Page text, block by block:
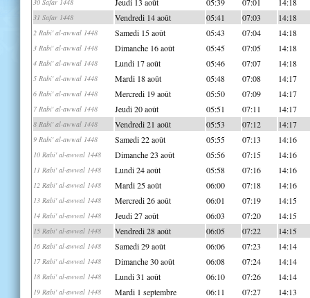
30 Safar 1448
31 Safar 1448 Vendredi 14 août 05:41 07:03 14:18
2 Rabi' al-awwal 1448 Samedi 15 août 05:43 07:04 14:18
3 Rabi' al-awwal 1448 Dimanche 16 août 05:45 07:05 14:18
4 Rabi' al-awwal 1448 Lundi 17 août 05:46 07:07 14:18
5 Rabi' al-awwal 1448 Mardi 18 août 05:48 07:08 14:17
6 Rabi' al-awwal 1448 Mercredi 19 août 05:50 07:09 14:17
7 Rabi' al-awwal 1448 Jeudi 20 août 05:51 07:11 14:17
8 Rabi' al-awwal 1448 Vendredi 21 août 05:53 07:12 14:17
9 Rabi' al-awwal 1448 Samedi 22 août 05:55 07:13 14:16
10 Rabi' al-awwal 1448 Dimanche 23 août 05:56 07:15 14:16
11 Rabi' al-awwal 1448 Lundi 24 août 05:58 07:16 14:16
12 Rabi' al-awwal 1448 Mardi 25 août 06:00 07:18 14:16
13 Rabi' al-awwal 1448 Mercredi 26 août 06:01 07:19 14:15
14 Rabi' al-awwal 1448 Jeudi 27 août 06:03 07:20 14:15
15 Rabi' al-awwal 1448 Vendredi 28 août 06:05 07:22 14:15
16 Rabi' al-awwal 1448 Samedi 29 août 06:06 07:23 14:14
17 Rabi' al-awwal 1448 Dimanche 30 août 06:08 07:24 14:14
18 Rabi' al-awwal 1448 Lundi 31 août 06:10 07:26 14:14
19 Rabi' al-awwal 1448 Mardi 1 septembre 06:11 07:27 14:13